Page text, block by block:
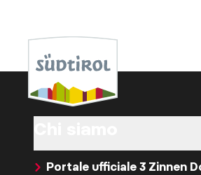
Portale ufficiale 3 Zinnen